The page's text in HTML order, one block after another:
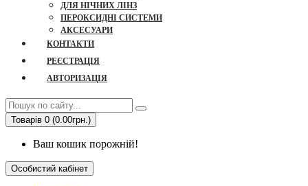
ДЛЯ НІЧНИХ ЛІНЗ
ПЕРОКСИДНІ СИСТЕМИ
АКСЕСУАРИ
КОНТАКТИ
РЕЄСТРАЦІЯ
АВТОРИЗАЦІЯ
Товарів 0 (0.00грн.)
Ваш кошик порожній!
Особистий кабінет